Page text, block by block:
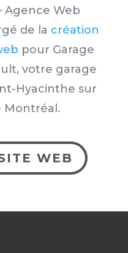
Agence Web
de la création
pour Garage
, votre garage
Hyacinthe sur
Montréal.
WEB